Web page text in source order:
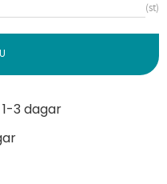
st
3 dagar